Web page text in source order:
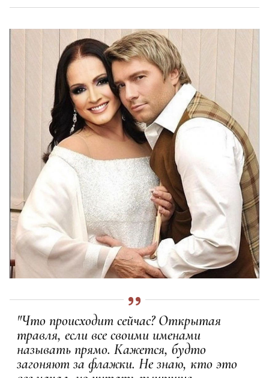
"Что происходит сейчас? Открытая
травля, если все своими именами
называть прямо. Кажется, будто
загоняют за флажки. Не знаю, кто это